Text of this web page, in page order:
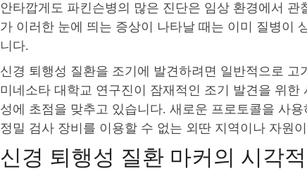
안타깝게도 파킨슨병의 많은 진단은 임상 환경에서
가 이러한 눈에 띄는 증상이 나타날 때는 이미 질병이
니다.
신경 퇴행성 질환을 조기에 발견하려면 일반적으로
미네소타 대학교 연구진이 잠재적인 조기 발견을 위
성에 초점을 맞추고 있습니다. 새로운 프로토콜을 사
정밀 검사 장비를 이용할 수 없는 외딴 지역이나 자원
신경 퇴행성 질환 마커의 시각